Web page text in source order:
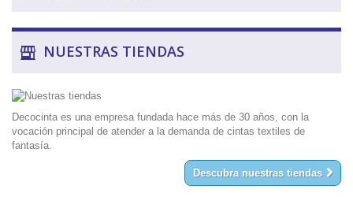
NUESTRAS TIENDAS
Decocinta es una empresa fundada hace más de 30 años, con la
vocación principal de atender a la demanda de cintas textiles de
fantasía.
Descubra nuestras tiendas